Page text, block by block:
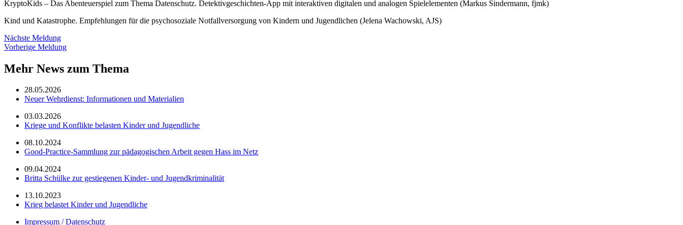
KryptoKids – Das Abenteuerspiel zum Thema Datenschutz. Detektivgeschichten-App mit interaktiven digitalen und analogen Spielelementen (Markus Sindermann, fjmk)
Kind und Katastrophe. Empfehlungen für die psychosoziale Notfallversorgung von Kindern und Jugendlichen (Jelena Wachowski, AJS)
Nächste Meldung
Vorherige Meldung
Mehr News zum Thema
28.05.2026
Neuer Wehrdienst: Informationen und Materialien
03.03.2026
Kriege und Konflikte belasten Kinder und Jugendliche
08.10.2024
Good-Practice-Sammlung zur pädagogischen Arbeit gegen Hass im Netz
09.04.2024
Britta Schülke zur gestiegenen Kinder- und Jugendkriminalität
13.10.2023
Krieg belastet Kinder und Jugendliche
Impressum / Datenschutz